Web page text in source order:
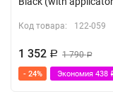
Код товара: 122-059
1 352 Р 1 790Р
- 24% Экономия 438